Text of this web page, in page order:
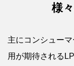
様
主にコンシュー
用が期待される